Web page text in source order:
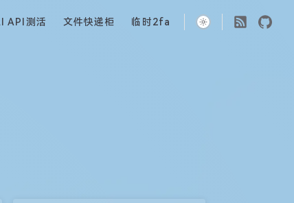
API测活 文件快递柜 临时2fa